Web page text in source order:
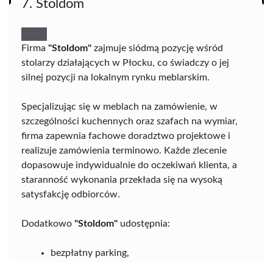
7. Stoldom
Firma "Stoldom" zajmuje siódmą pozycję wśród
stolarzy działających w Płocku, co świadczy o jej
silnej pozycji na lokalnym rynku meblarskim.
Specjalizując się w meblach na zamówienie, w
szczególności kuchennych oraz szafach na wymiar,
firma zapewnia fachowe doradztwo projektowe i
realizuje zamówienia terminowo. Każde zlecenie
dopasowuje indywidualnie do oczekiwań klienta, a
staranność wykonania przekłada się na wysoką
satysfakcję odbiorców.
Dodatkowo "Stoldom" udostępnia:
bezpłatny parking,